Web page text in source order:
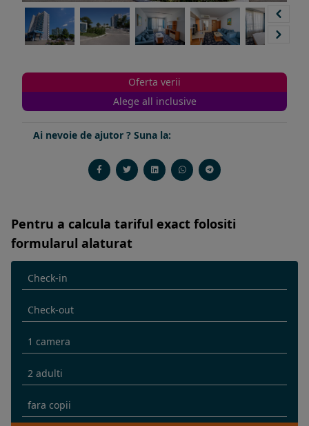
Oferta verii
Alege all inclusive
Ai nevoie de ajutor ? Suna la:
Pentru a calcula tariful exact folositi
formularul alaturat